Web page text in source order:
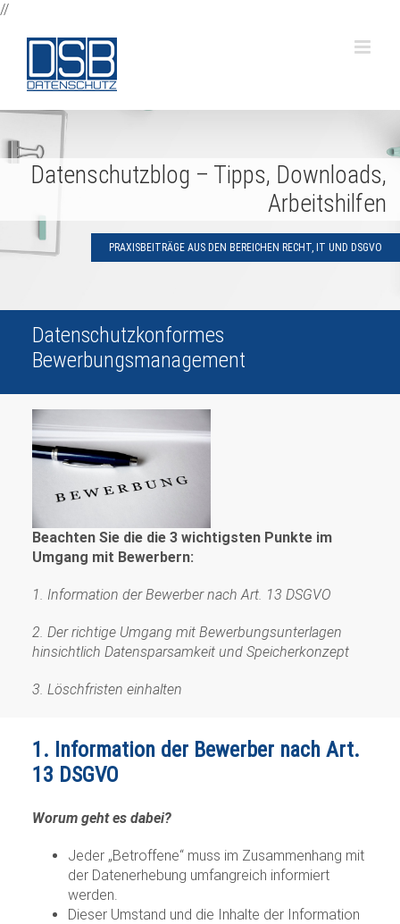
//Zum
springen
Datenschutzblog – Tipps, Downloads,
Arbeitshilfen
PRAXISBEITRÄGE AUS DEN BEREICHEN RECHT, IT UND DSGVO
Datenschutzkonformes
Bewerbungsmanagement
Beachten Sie die die 3 wichtigsten Punkte im
Umgang mit Bewerbern:
1. Information der Bewerber nach Art. 13 DSGVO
2. Der richtige Umgang mit Bewerbungsunterlagen
hinsichtlich Datensparsamkeit und Speicherkonzept
3. Löschfristen einhalten
1. Information der Bewerber nach Art.
13 DSGVO
Worum geht es dabei?
Jeder „Betroffene“ muss im Zusammenhang mit
der Datenerhebung umfangreich informiert
werden.
Dieser Umstand und die Inhalte der Information